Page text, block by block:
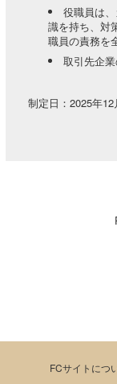
役職員は
識を持ち、対
職員の責務を
取引先企
制定日：2025年12
FCサイトにつ